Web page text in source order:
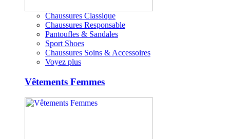
Chaussures Classique
Chaussures Responsable
Pantoufles & Sandales
Sport Shoes
Chaussures Soins & Accessoires
Voyez plus
Vêtements Femmes